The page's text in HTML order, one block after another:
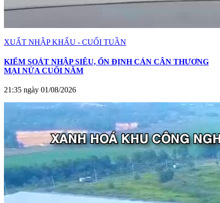
XUẤT NHẬP KHẨU - CUỐI TUẦN
KIỂM SOÁT NHẬP SIÊU, ỔN ĐỊNH CÁN CÂN THƯƠNG
MẠI NỬA CUỐI NĂM
21:35 ngày 01/08/2026